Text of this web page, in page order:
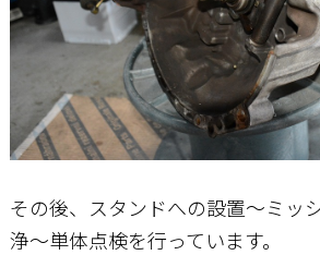
その後、スタンドへの設置～ミッ
浄～単体点検を行っています。